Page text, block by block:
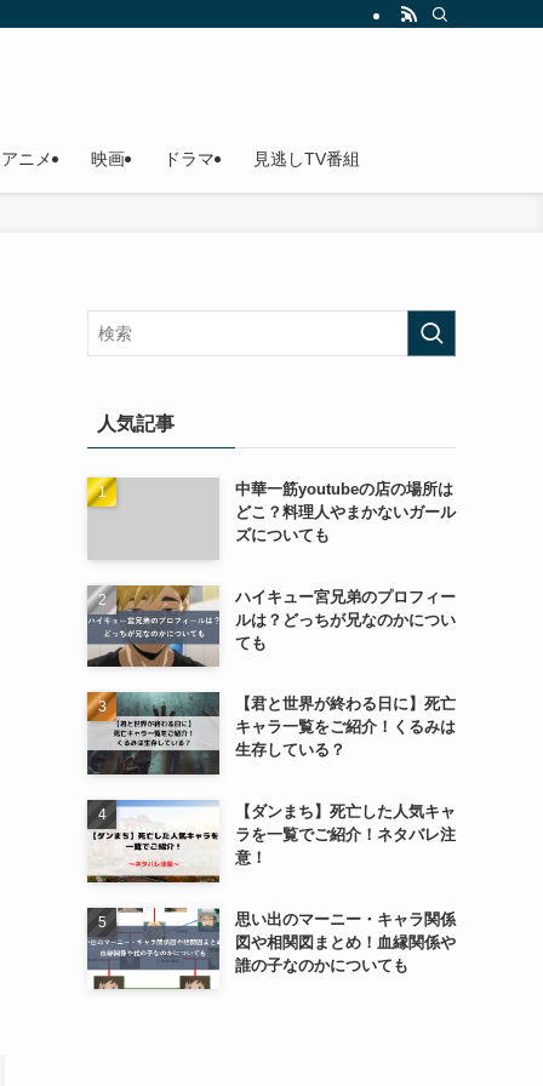
アニメ 映画 ドラマ 見逃しTV番組
人気記事
中華一筋youtubeの店の場所は
どこ？料理人やまかないガール
ズについても
ハイキュー宮兄弟のプロフィー
ルは？どっちが兄なのかについ
ても
【君と世界が終わる日に】死亡
キャラ一覧をご紹介！くるみは
生存している？
【ダンまち】死亡した人気キャ
ラを一覧でご紹介！ネタバレ注
意！
思い出のマーニー・キャラ関係
図や相関図まとめ！血縁関係や
誰の子なのかについても